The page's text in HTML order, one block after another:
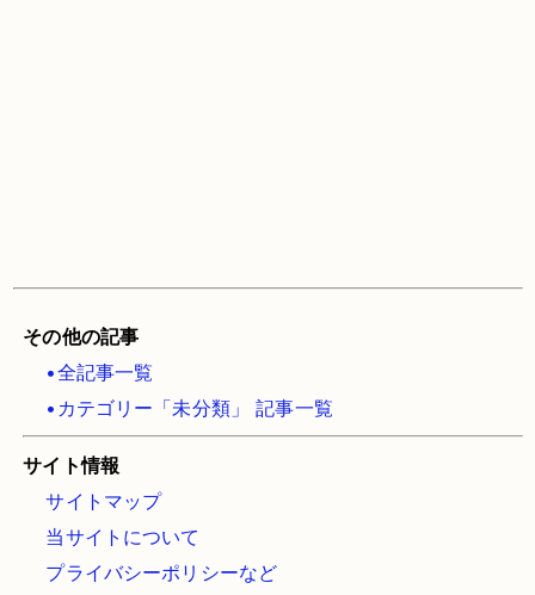
その他の記事
•全記事一覧
•カテゴリー「未分類」 記事一覧
サイト情報
サイトマップ
当サイトについて
プライバシーポリシーなど